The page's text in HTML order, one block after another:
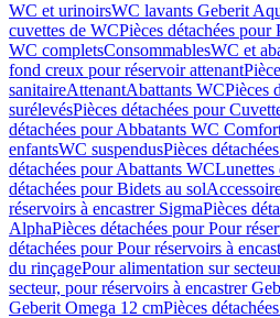
WC et urinoirsWC lavants Geberit
cuvettes de WCPièces détachées
WC completsConsommablesWC et
fond creux pour réservoir attenant
sanitaireAttenantAbattants WCPièces
surélevésPièces détachées pour
détachées pour Abbatants WC
enfantsWC suspendusPièces
détachées pour Abattants WCLunettes
détachées pour Bidets au sol
réservoirs à encastrer SigmaPièces
AlphaPièces détachées pour Pour
détachées pour Pour réservoirs à
du rinçagePour alimentation sur
secteur, pour réservoirs à encastrer
Geberit Omega 12 cmPièces